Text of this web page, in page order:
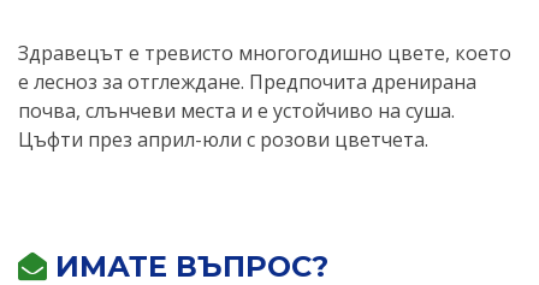
Здравецът е тревисто многогодишно цвете, което
е лесноз за отглеждане. Предпочита дренирана
почва, слънчеви места и е устойчиво на суша.
Цъфти през април-юли с розови цветчета.
ИМАТЕ ВЪПРОС?